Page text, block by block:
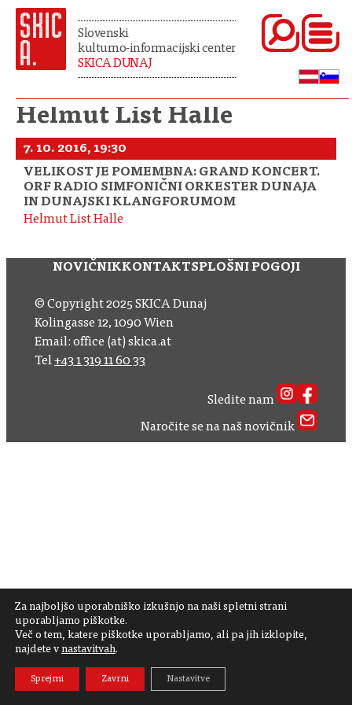
Slovenski
kulturno-informacijski center
SKICA DUNAJ
Helmut List Halle
7. 10. 2016, 19:30
VELIKOST JE POMEMBNA: GRAND KONCERT.
ORF RADIO SIMFONIČNI ORKESTER DUNAJA
IN DUNAJSKI KLANGFORUMOM
Helmut List Halle
Za najboljšo uporabniško izkušnjo na naši spletni strani
uporabljamo piškotke.
Več o tem, katere piškotke uporabljamo, ali pa jih izklopite,
najdete v nastavitvah.
Sprejmi Zavrni Nastavitve
NOVIČNIKKONTAKTSPLOŠNI POGOJI
© Copyright 2025 SKICA Dunaj
Kolingasse 12, 1090 Wien
Email: office (at) skica.at
Tel+43 1 319 11 60 33
Sledite nam
Naročite se na naš novičnik